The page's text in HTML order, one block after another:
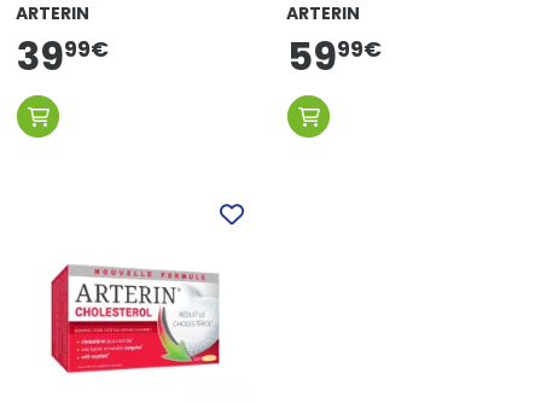
ARTERIN
3999€
ARTERIN
5999€